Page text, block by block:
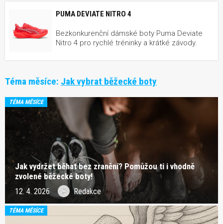
PUMA DEVIATE NITRO 4
Bezkonkurenční dámské boty Puma Deviate
Nitro 4 pro rychlé tréninky a krátké závody.
Téma měsíce: Jak vybrat běžecké boty
TÉMA MĚSÍCE
Jak vydržet běhat bez zranění? Pomůžou ti i vhodně
zvolené běžecké boty!
12. 4. 2026 Redakce
TÉMA MĚSÍCE